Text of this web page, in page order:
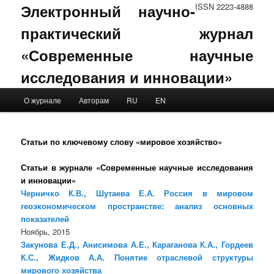
ISSN 2223-4888
Электронный научно-
практический журнал
«Современные научные
исследования и инновации»
Skip to primary content
Skip to secondary content
О журнале Авторам RU EN
Статьи по ключевому слову «мировое хозяйство»
Статьи в журнале «Современные научные исследования
и инновации»
Черничко К.В., Шутаева Е.А. Россия в мировом
геоэкономическом пространстве: анализ основных
показателей
Ноябрь, 2015
Закунова Е.Д., Анисимова А.Е., Караганова К.А., Гордеев
К.С., Жидков А.А. Понятие отраслевой структуры
мирового хозяйства